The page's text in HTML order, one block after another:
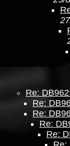
Re:
Re:
Re:
Re:
Re: